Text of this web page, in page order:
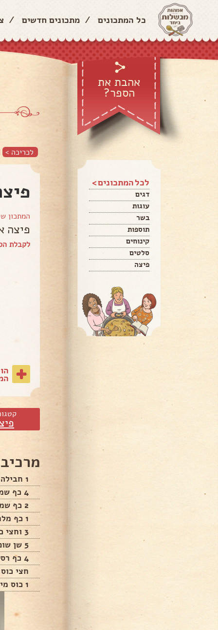
כל המתכונים / מתכונים חדשים /
אהבת את
הספר?
לכל המתכונים >
דגים
עוגות
בשר
תוספות
קינוחים
סלטים
פיצה
לכריכה >
המתכון
לקבלת
1 חבילה קמח
4 כף שמן זית
2 כף שמרים
1 כף מלח
3 וחצי כוס מים
5 שן שום
4 כף רסק
חצי
1 כוס מים